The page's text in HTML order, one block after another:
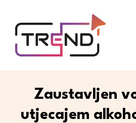
Zaustavljen
utjecajem